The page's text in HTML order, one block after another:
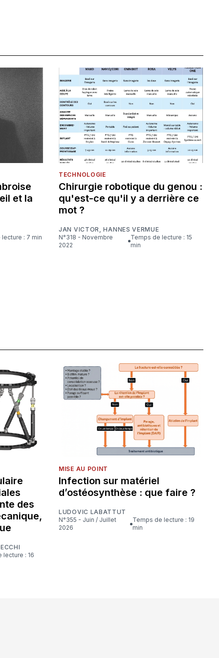
et la
lecture : 7 min
TECHNOLOGIE
Chirurgie robotique du genou :
qu'est-ce qu'il y a derrière ce
mot ?
JAN VICTOR ,HANNES VERMUE
N°318 - Novembre
2022
Temps de lecture : 15
min
des
MISE AU POINT
Infection sur matériel
d’ostéosynthèse : que faire ?
LUDOVIC LABATTUT
N°355 - Juin / Juillet
2026
Temps de lecture : 19
min